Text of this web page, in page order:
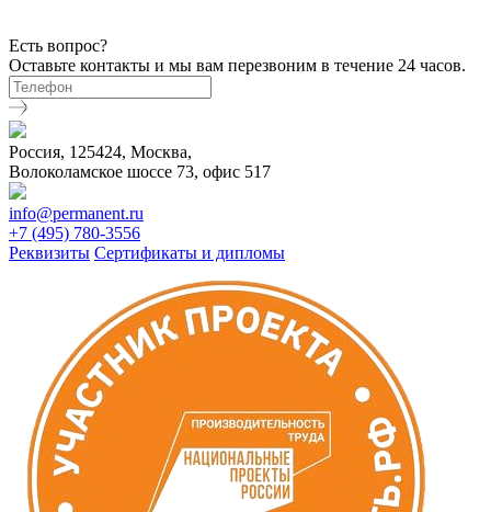
Есть вопрос?
Оставьте контакты и мы вам перезвоним в течение 24 часов.
Россия, 125424, Москва,
Волоколамское шоссе 73, офис 517
info@permanent.ru
+7 (495) 780-3556
Реквизиты Сертификаты и дипломы